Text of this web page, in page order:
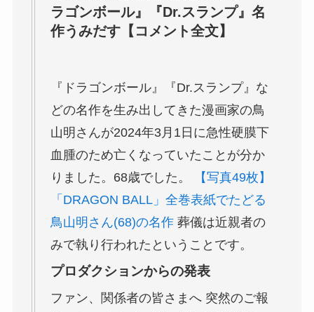
ラゴンボール』『Dr.スランプ』名
作うみだす【コメント全文】
『ドラゴンボール』『Dr.スランプ』な
どの名作を生み出してきた漫画家の鳥
山明さんが2024年3月1日に急性硬膜下
血腫のため亡くなっていたことが分か
りました。68歳でした。
【写真49枚】
「DRAGON BALL」全巻表紙でたどる
鳥山明さん(68)の名作葬儀は近親者の
みで執り行われたということです。
プロダクションからの発表
ファン、関係者の皆さまへ 突然のご報